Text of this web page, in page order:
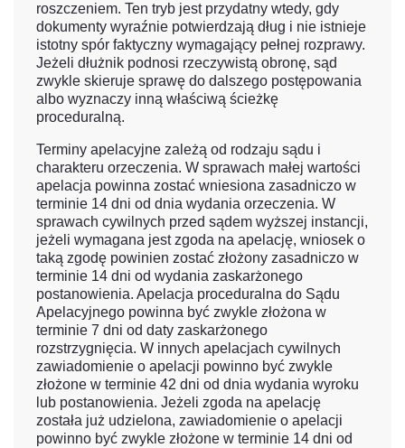
roszczeniem. Ten tryb jest przydatny wtedy, gdy
dokumenty wyraźnie potwierdzają dług i nie istnieje
istotny spór faktyczny wymagający pełnej rozprawy.
Jeżeli dłużnik podnosi rzeczywistą obronę, sąd
zwykle skieruje sprawę do dalszego postępowania
albo wyznaczy inną właściwą ścieżkę
proceduralną.
Terminy apelacyjne zależą od rodzaju sądu i
charakteru orzeczenia. W sprawach małej wartości
apelacja powinna zostać wniesiona zasadniczo w
terminie 14 dni od dnia wydania orzeczenia. W
sprawach cywilnych przed sądem wyższej instancji,
jeżeli wymagana jest zgoda na apelację, wniosek o
taką zgodę powinien zostać złożony zasadniczo w
terminie 14 dni od wydania zaskarżonego
postanowienia. Apelacja proceduralna do Sądu
Apelacyjnego powinna być zwykle złożona w
terminie 7 dni od daty zaskarżonego
rozstrzygnięcia. W innych apelacjach cywilnych
zawiadomienie o apelacji powinno być zwykle
złożone w terminie 42 dni od dnia wydania wyroku
lub postanowienia. Jeżeli zgoda na apelację
została już udzielona, zawiadomienie o apelacji
powinno być zwykle złożone w terminie 14 dni od